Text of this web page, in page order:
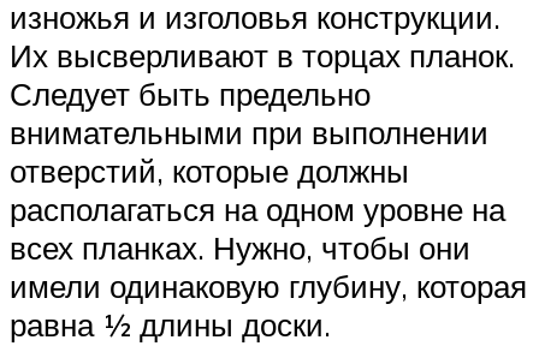
изножья и изголовья конструкции.
Их высверливают в торцах планок.
Следует быть предельно
внимательными при выполнении
отверстий, которые должны
располагаться на одном уровне на
всех планках. Нужно, чтобы они
имели одинаковую глубину, которая
равна ½ длины доски.